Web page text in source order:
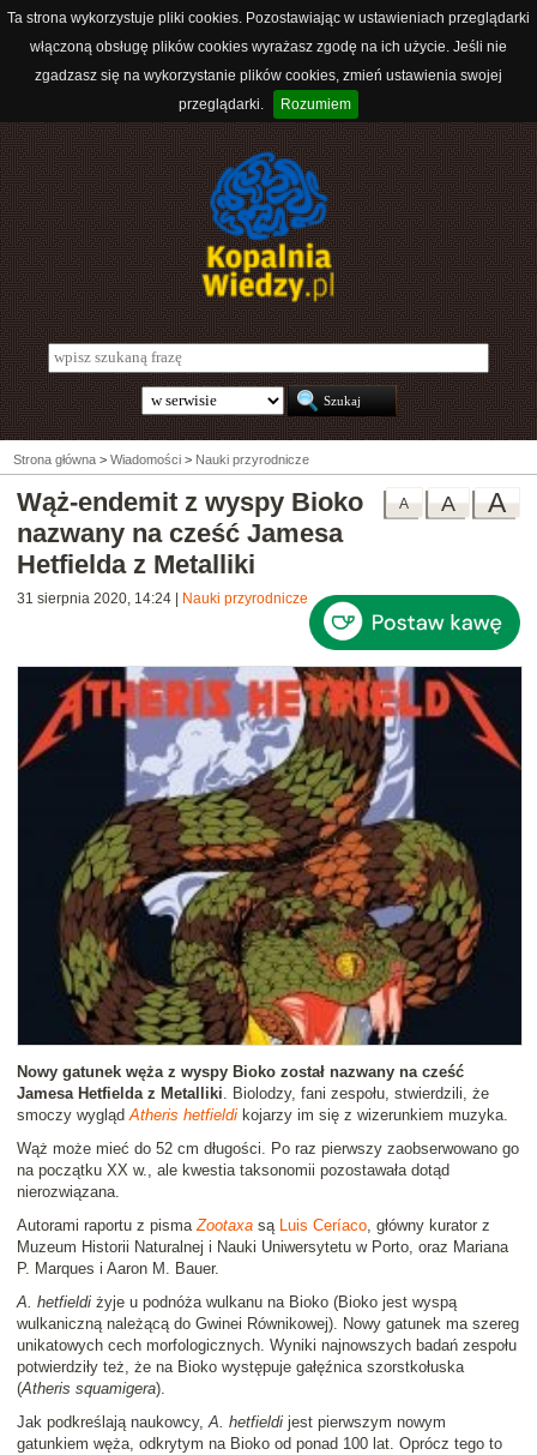
Ta strona wykorzystuje pliki cookies. Pozostawiając w ustawieniach przeglądarki
włączoną obsługę plików cookies wyrażasz zgodę na ich użycie. Jeśli nie
zgadzasz się na wykorzystanie plików cookies, zmień ustawienia swojej
przeglądarki.
Rozumiem
Strona główna > Wiadomości > Nauki przyrodnicze
A
A
A
Wąż-endemit z wyspy Bioko
nazwany na cześć Jamesa
Hetfielda z Metalliki
31 sierpnia 2020, 14:24 Nauki przyrodnicze
Nowy gatunek węża z wyspy Bioko został nazwany na cześć
Jamesa Hetfielda z Metalliki. Biolodzy, fani zespołu, stwierdzili, że
smoczy wyglądAtheris hetfieldi kojarzy im się z wizerunkiem muzyka.
Wąż może mieć do 52 cm długości. Po raz pierwszy zaobserwowano go
na początku XX w., ale kwestia taksonomii pozostawała dotąd
nierozwiązana.
Autorami raportu z pismaZootaxa są Luis Ceríaco, główny kurator z
Muzeum Historii Naturalnej i Nauki Uniwersytetu w Porto, oraz Mariana
P. Marques i Aaron M. Bauer.
A. hetfieldi żyje u podnóża wulkanu na Bioko (Bioko jest wyspą
wulkaniczną należącą do Gwinei Równikowej). Nowy gatunek ma szereg
unikatowych cech morfologicznych. Wyniki najnowszych badań zespołu
potwierdziły też, że na Bioko występuje gałęźnica szorstkołuska
(Atheris squamigera).
Jak podkreślają naukowcy, A. hetfieldi jest pierwszym nowym
gatunkiem węża, odkrytym na Bioko od ponad 100 lat. Oprócz tego to